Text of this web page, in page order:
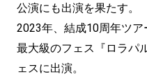
公演にも出演を果たす。
2023年、結成10周年ツ
最大級のフェス『ロラパ
ェスに出演。